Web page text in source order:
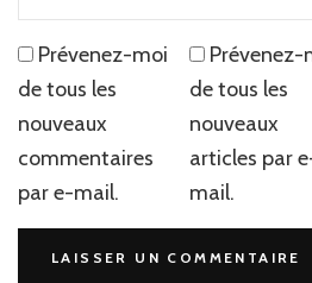
Prévenez-moi
de tous les
nouveaux
commentaires
par e-mail.
Prévenez-
de tous les
nouveaux
articles par
mail.